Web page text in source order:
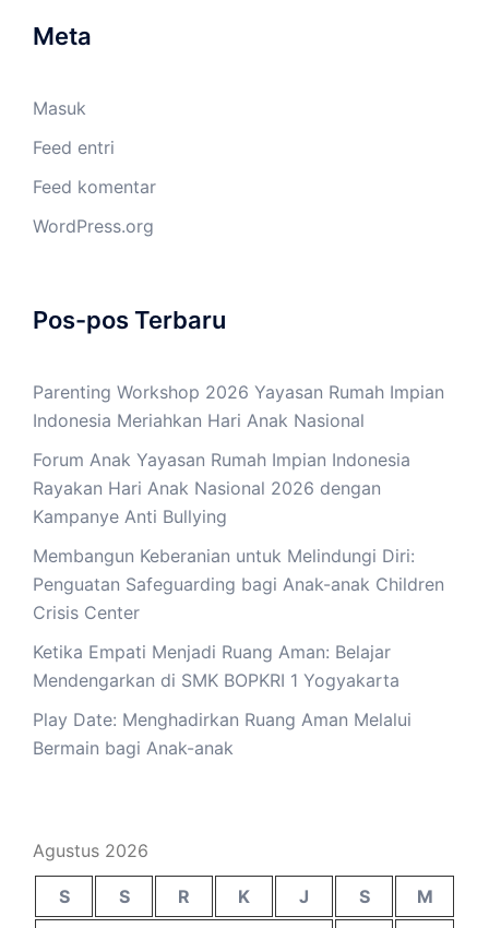
Meta
Masuk
Feed entri
Feed komentar
WordPress.org
Pos-pos Terbaru
Parenting Workshop 2026 Yayasan Rumah Impian
Indonesia Meriahkan Hari Anak Nasional
Forum Anak Yayasan Rumah Impian Indonesia
Rayakan Hari Anak Nasional 2026 dengan
Kampanye Anti Bullying
Membangun Keberanian untuk Melindungi Diri:
Penguatan Safeguarding bagi Anak-anak Children
Crisis Center
Ketika Empati Menjadi Ruang Aman: Belajar
Mendengarkan di SMK BOPKRI 1 Yogyakarta
Play Date: Menghadirkan Ruang Aman Melalui
Bermain bagi Anak-anak
Agustus 2026
S S R K J S
M